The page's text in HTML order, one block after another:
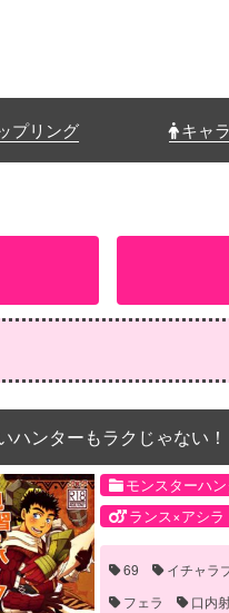
プリング キャ
ハンターもラクじゃない！
モンスターハ
ランス×アシラ
触手×クロオビ
クロオビ
ラ
69 イチャラ
フェラ
口内